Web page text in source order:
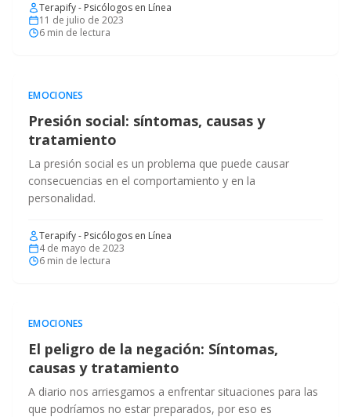
Terapify - Psicólogos en Línea
11 de julio de 2023
6 min de lectura
EMOCIONES
Presión social: síntomas, causas y
tratamiento
La presión social es un problema que puede causar
consecuencias en el comportamiento y en la
personalidad.
Terapify - Psicólogos en Línea
4 de mayo de 2023
6 min de lectura
EMOCIONES
El peligro de la negación: Síntomas,
causas y tratamiento
A diario nos arriesgamos a enfrentar situaciones para las
que podríamos no estar preparados, por eso es